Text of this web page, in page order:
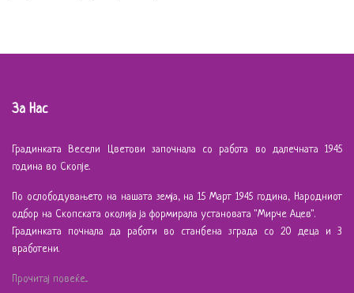
За Нас
Градинката Весели Цветови започнала со работа во далечната 1945
година во Скопје.
По ослободувањето на нашата земја, на 15 Март 1945 година, Народниот
одбор на Скопската околија ја формирала установата "Мирче Ацев".
Градинката почнала да работи во станбена зграда со 20 деца и 3
вработени.
Прочитај повеќе...